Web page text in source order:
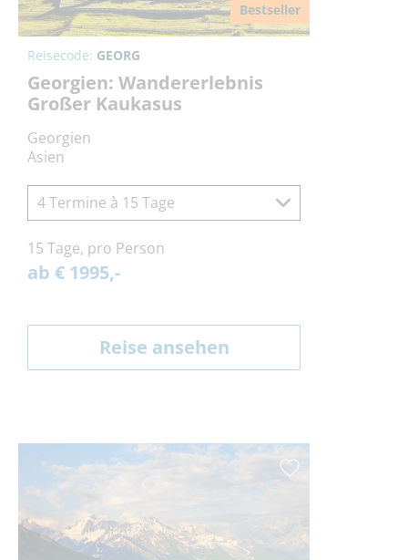
Bestseller
Reisecode: GEORG
Georgien: Wandererlebnis
Großer Kaukasus
Georgien
Asien
4 Termine à 15 Tage
15 Tage, pro Person
ab € 1995,-
Reise ansehen